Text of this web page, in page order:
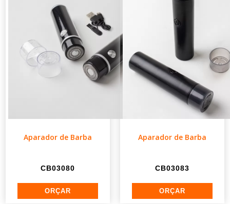
Aparador de Barba
CB03080
Aparador de Barba
CB03083